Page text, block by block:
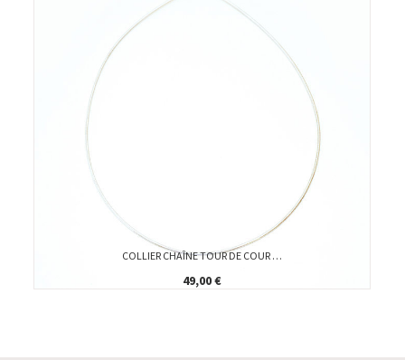
COLLIER CHAÎNE TOUR DE COUR …
49,00 €